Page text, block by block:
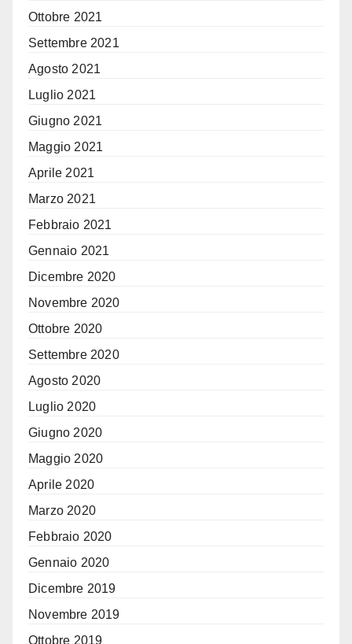
Ottobre 2021
Settembre 2021
Agosto 2021
Luglio 2021
Giugno 2021
Maggio 2021
Aprile 2021
Marzo 2021
Febbraio 2021
Gennaio 2021
Dicembre 2020
Novembre 2020
Ottobre 2020
Settembre 2020
Agosto 2020
Luglio 2020
Giugno 2020
Maggio 2020
Aprile 2020
Marzo 2020
Febbraio 2020
Gennaio 2020
Dicembre 2019
Novembre 2019
Ottobre 2019